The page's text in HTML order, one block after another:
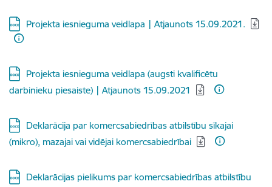
Lejupielādēt:
Projekta iesnieguma veidlapa | Atjaunots 15.09.2021.
Lejupielādēt:
Projekta iesnieguma veidlapa (augsti kvalificētu
darbinieku piesaiste) | Atjaunots 15.09.2021
Lejupielādēt:
Deklarācija par komercsabiedrības atbilstību sīkajai
(mikro), mazajai vai vidējai komercsabiedrībai
Lejupielādēt:
Deklarācijas pielikums par komercsabiedrības atbilstību